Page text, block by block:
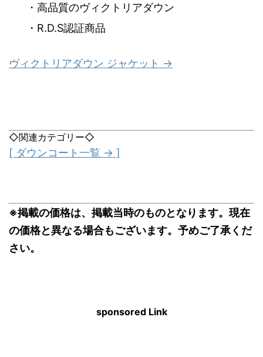
・高品質のヴィクトリアダウン
・R.D.S認証商品
ヴィクトリアダウン ジャケット →
◇関連カテゴリー◇
[ ダウンコート一覧 → ]
※掲載の価格は、掲載当時のものとなります。現在
の価格と異なる場合もございます。予めご了承くだ
さい。
sponsored Link